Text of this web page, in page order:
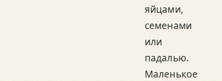
яйцами,
семенами
или
падалью.
Маленькое